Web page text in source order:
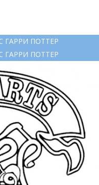
ГАРРИ ПОТТЕР
ГАРРИ ПОТТЕР